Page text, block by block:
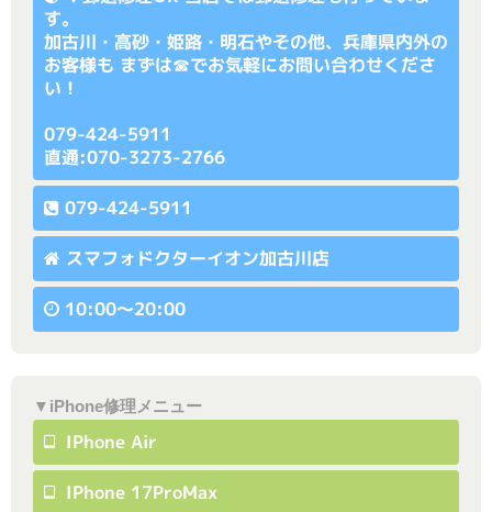
す。
加古川・高砂・姫路・明石やその他、兵庫県内外の
お客様も まずは☎でお気軽にお問い合わせくださ
い！
079-424-5911
直通:070-3273-2766
079-424-5911
スマフォドクターイオン加古川店
10:00〜20:00
▼iPhone修理メニュー
IPhone Air
IPhone 17ProMax